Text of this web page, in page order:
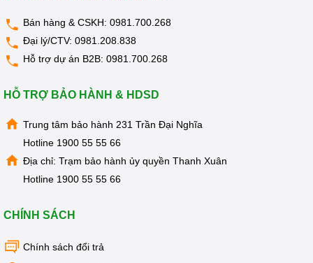
Bán hàng & CSKH: 0981.700.268
Đại lý/CTV: 0981.208.838
Hỗ trợ dự án B2B: 0981.700.268
HỖ TRỢ BẢO HÀNH & HDSD
Trung tâm bảo hành 231 Trần Đại Nghĩa
Hotline 1900 55 55 66
Địa chỉ: Trạm bảo hành ủy quyền Thanh Xuân
Hotline 1900 55 55 66
CHÍNH SÁCH
Chính sách đổi trả